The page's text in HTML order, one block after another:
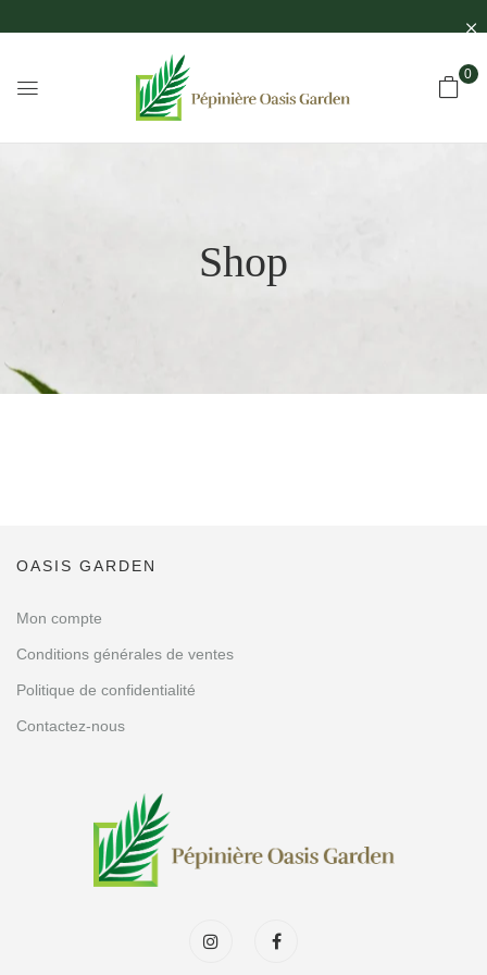
0
Shop
OASIS GARDEN
Mon compte
Conditions générales de ventes
Politique de confidentialité
Contactez-nous